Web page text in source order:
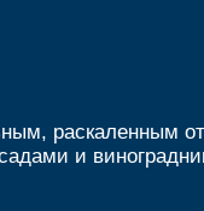
раскаленным
и